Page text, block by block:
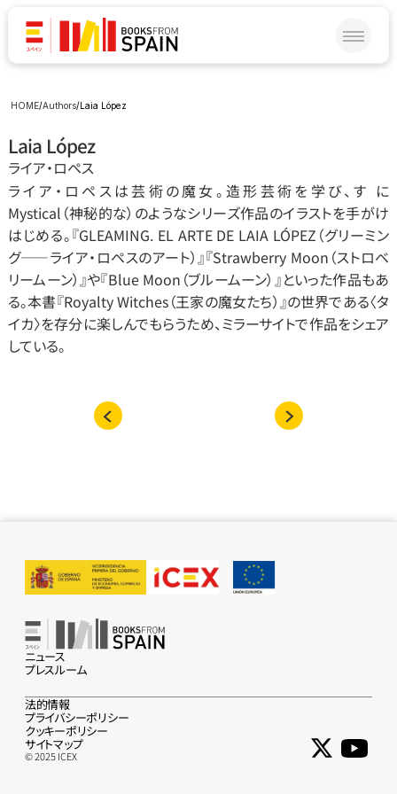
HOME/Authors/Laia López
Laia López
ライア‧ロペス
ライア‧ロペスは芸術の魔女。造形芸術を学び、す に
Mystical（神秘的な）のようなシリーズ作品のイラストを手がけ
はじめる。『GLEAMING. EL ARTE DE LAIA LÓPEZ（グリーミン
グ――ライア‧ロペスのアート）』『Strawberry Moon（ストロベ
リームーン）』や『Blue Moon（ブルームーン）』といった作品もあ
る。本書『Royalty Witches（王家の魔女たち）』の世界である〈タ
イカ〉を存分に楽しんでもらうため、ミラーサイトで作品をシェア
している。
ニュース
プレスルーム
© 2025 ICEX
法的情報
プライバシーポリシー
クッキーポリシー
サイトマップ